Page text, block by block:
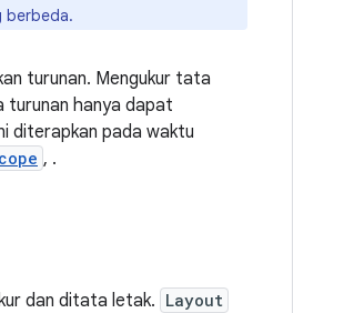
berbeda.
turunan. Mengukur tata
turunan hanya dapat
diterapkan pada waktu
, .
dan ditata letak. Layout